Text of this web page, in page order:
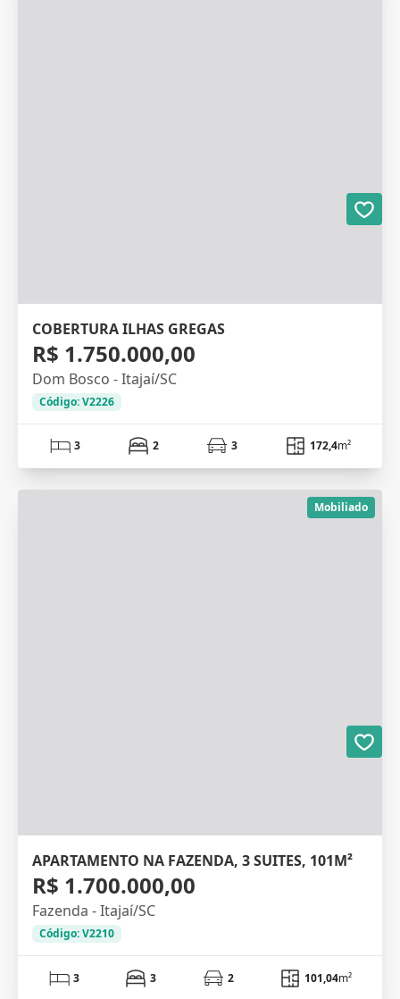
COBERTURA ILHAS GREGAS
R$ 1.750.000,00
Dom Bosco - Itajaí/SC
Código: V2226
3 2 3 172,4m²
Mobiliado
APARTAMENTO NA FAZENDA, 3 SUITES, 101M²
R$ 1.700.000,00
Fazenda - Itajaí/SC
Código: V2210
3 3 2 101,04m²